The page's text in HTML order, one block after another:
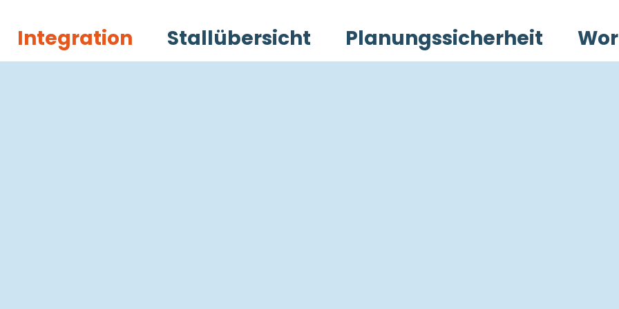
Integration Stallübersicht Planungssicherheit